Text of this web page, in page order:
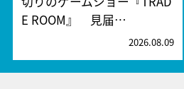
E ROOM』 見届…
2026.08.09